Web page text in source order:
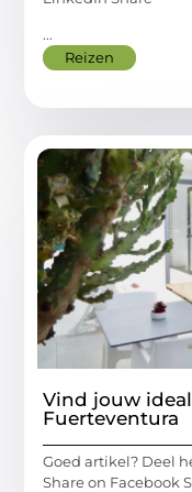
...
Reizen
Vind jouw
Fuerteventura
Goed artikel? Deel
Share on Facebook